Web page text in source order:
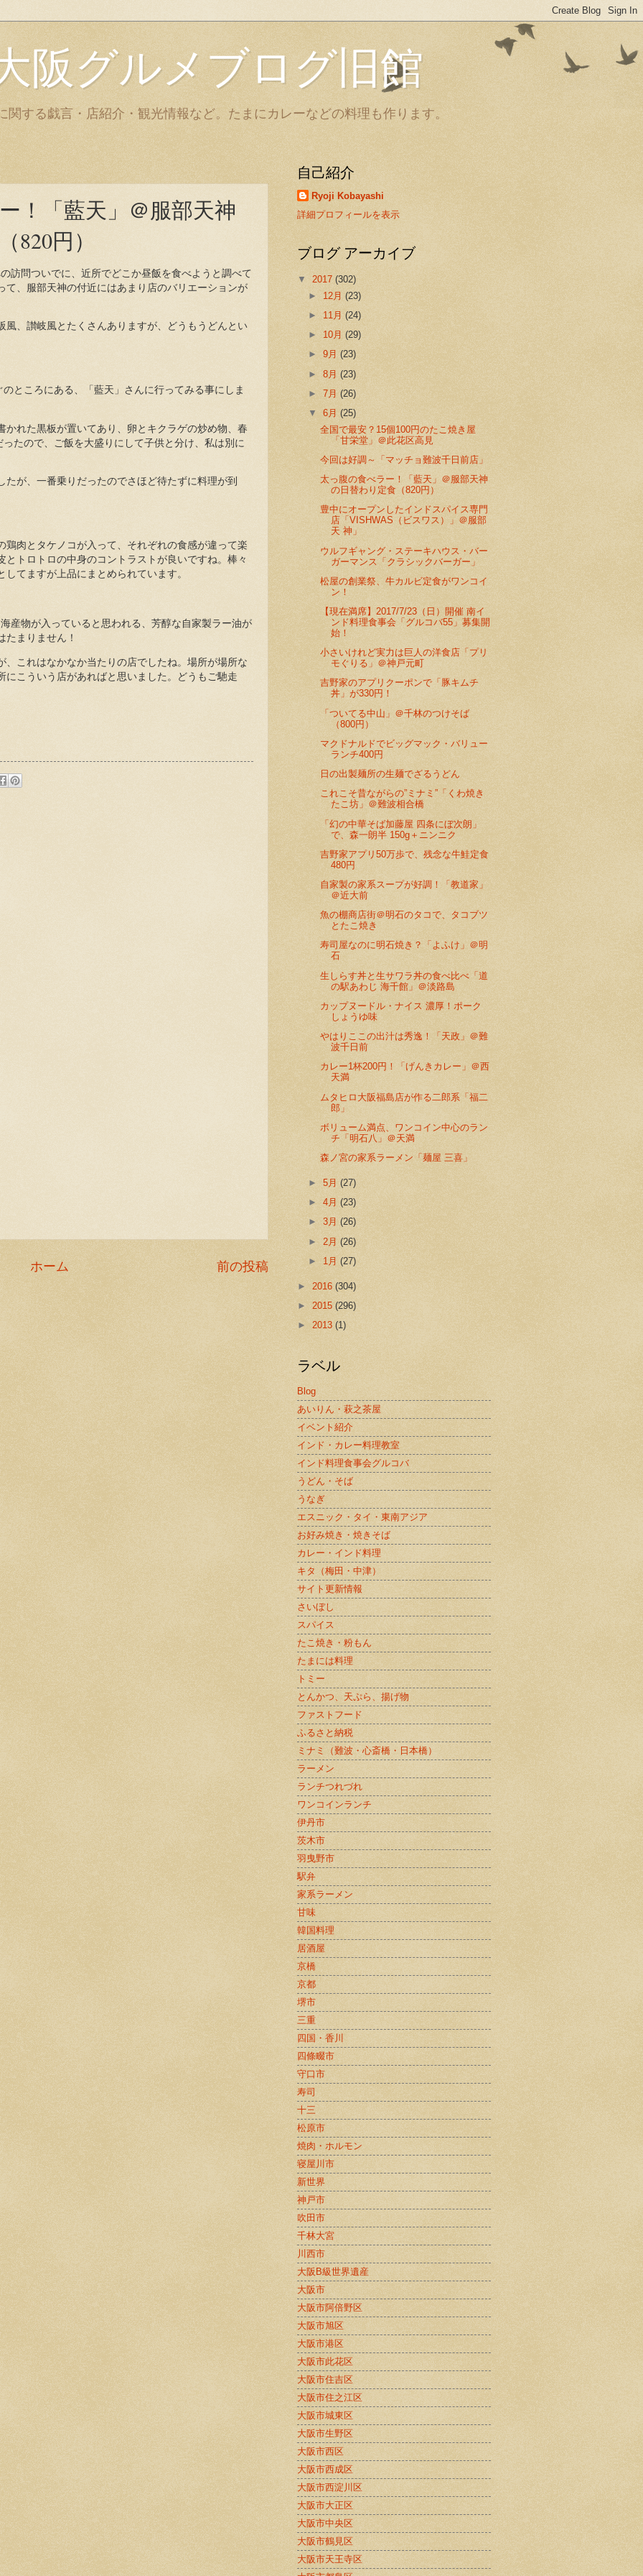
阪グルメブログ旧館
関する戯言・店紹介・観光情報など。たまにカレーなどの料理も作ります。
！「藍天」＠服部天神
820円）
訪問ついでに、近所でどこか昼飯を食べようと調べて
て、服部天神の付近にはあまり店のバリエーションが
風、讃岐風とたくさんありますが、どうもうどんとい
ところにある、「藍天」さんに行ってみる事にしま
かれた黒板が置いてあり、卵とキクラゲの炒め物、春
たので、ご飯を大盛りにして子供と分け、私は別に
たが、一番乗りだったのでさほど待たずに料理が到
鶏肉とタケノコが入って、それぞれの食感が違って楽
とトロトロの中身のコントラストが良いですね。棒々
てますが上品にまとめられています。
産物が入っていると思われる、芳醇な自家製ラー油が
たまりません！
、これはなかなか当たりの店でしたね。場所が場所な
にこういう店があればと思いました。どうもご馳走
前の投稿
ホーム
自己紹介
Ryoji Kobayashi
詳細プロフィールを表示
ブログ アーカイブ
▼ 2017 (302)
► 12月(23)
► 11月(24)
► 10月(29)
►9月(23)
►8月(23)
►7月(26)
▼6月(25)
全国で最安？15個100円のたこ焼き屋
「甘栄堂」＠此花区高見
今回は好調～「マッチョ難波千日前店」
太っ腹の食べラー！「藍天」＠服部天神
の日替わり定食（820円）
豊中にオープンしたインドスパイス専門
店「VISHWAS（ビスワス）」＠服部
天 神」
ウルフギャング・ステーキハウス・バー
ガーマンス「クラシックバーガー」
松屋の創業祭、牛カルビ定食がワンコイ
ン！
【現在満席】2017/7/23（日）開催 南イ
ンド料理食事会「グルコバ55」募集開
始！
小さいけれど実力は巨人の洋食店「プリ
モぐりる」＠神戸元町
吉野家のアプリクーポンで「豚キムチ
丼」が330円！
「ついてる中山」＠千林のつけそば
（800円）
マクドナルドでビッグマック・バリュー
ランチ400円
日の出製麺所の生麺でざるうどん
これこそ昔ながらの”ミナミ”「くわ焼き
たこ坊」＠難波相合橋
「幻の中華そば加藤屋 四条にぼ次朗」
で、森一朗半 150g＋ニンニク
吉野家アプリ50万歩で、残念な牛鮭定食
480円
自家製の家系スープが好調！「教道家」
＠近大前
魚の棚商店街＠明石のタコで、タコブツ
とたこ焼き
寿司屋なのに明石焼き？「よふけ」＠明
石
生しらす丼と生サワラ丼の食べ比べ「道
の駅あわじ 海千館」＠淡路島
カップヌードル・ナイス 濃厚！ポーク
しょうゆ味
やはりここの出汁は秀逸！「天政」＠難
波千日前
カレー1杯200円！「げんきカレー」＠西
天満
ムタヒロ大阪福島店が作る二郎系「福二
郎」
ボリューム満点、ワンコイン中心のラン
チ「明石八」＠天満
森ノ宮の家系ラーメン「麺屋 三喜」
►5月(27)
►4月(23)
►3月(26)
► 2月(26)
► 1月(27)
► 2016 (304)
► 2015 (296)
► 2013 (1)
ラベル
Blog
あいりん・萩之茶屋
イベント紹介
インド・カレー料理教室
インド料理食事会グルコバ
うどん・そば
うなぎ
エスニック・タイ・東南アジア
お好み焼き・焼きそば
カレー・インド料理
キタ（梅田・中津）
サイト更新情報
さいぼし
スパイス
たこ焼き・粉もん
たまには料理
トミー
とんかつ、天ぷら、揚げ物
ファストフード
ふるさと納税
ミナミ（難波・心斎橋・日本橋）
ラーメン
ランチつれづれ
ワンコインランチ
伊丹市
茨木市
羽曳野市
駅弁
家系ラーメン
甘味
韓国料理
居酒屋
京橋
京都
堺市
三重
四国・香川
四條畷市
守口市
寿司
十三
松原市
焼肉・ホルモン
寝屋川市
新世界
神戸市
吹田市
千林大宮
川西市
大阪B級世界遺産
大阪市
大阪市阿倍野区
大阪市旭区
大阪市港区
大阪市此花区
大阪市住吉区
大阪市住之江区
大阪市城東区
大阪市生野区
大阪市西区
大阪市西成区
大阪市西淀川区
大阪市大正区
大阪市中央区
大阪市鶴見区
大阪市天王寺区